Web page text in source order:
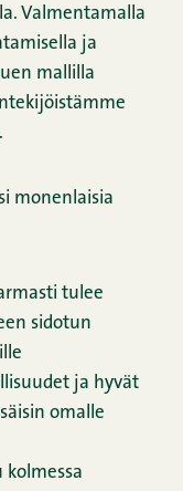
Valmentamalla
ja
mallilla
monenlaisia
tulee
sidotun
ja hyvät
omalle
kolmessa